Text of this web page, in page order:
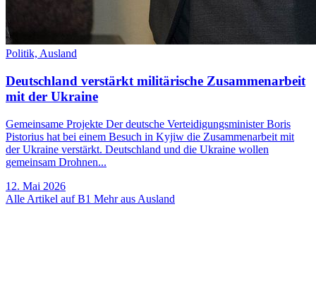
Politik, Ausland
Deutschland verstärkt militärische Zusammenarbeit
mit der Ukraine
Gemeinsame Projekte Der deutsche Verteidigungsminister Boris
Pistorius hat bei einem Besuch in Kyjiw die Zusammenarbeit mit
der Ukraine verstärkt. Deutschland und die Ukraine wollen
gemeinsam Drohnen...
12. Mai 2026
Alle Artikel auf B1 Mehr aus Ausland